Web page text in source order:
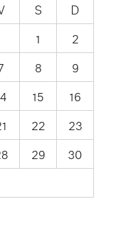
S
D
1
2
8
9
15
16
22
23
29
30